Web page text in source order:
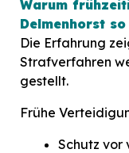
Warum
Delmenhorst
Die Erfahrung
Strafverfahren
gestellt.
Frühe
Schutz vor